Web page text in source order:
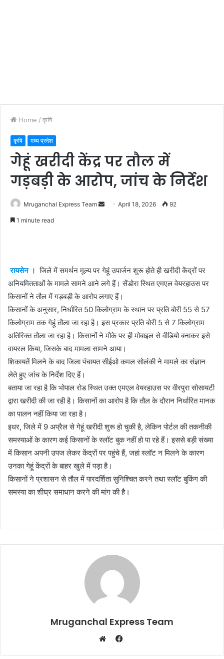
Home / कृषि
कृषि मध्य प्रदेश
गेहूं खरीदी केंद्र पर तौल में
गड़बड़ी के आरोप, जांच के निर्देश
Mruganchal Express Team
Send April 18, 2026 92
1 minute read
रायसेन । जिले में समर्थन मूल्य पर गेहूं उपार्जन शुरू होते ही खरीदी केंद्रों पर
अनियमितताओं के मामले सामने आने लगे हैं। सेंडोरा स्थित एमएल वेयरहाउस पर
किसानों ने तौल में गड़बड़ी के आरोप लगाए हैं।
किसानों के अनुसार, निर्धारित 50 किलोग्राम के स्थान पर प्रति बोरी 55 से 57
किलोग्राम तक गेहूं तौला जा रहा है। इस प्रकार प्रति बोरी 5 से 7 किलोग्राम
अतिरिक्त तौला जा रहा है। किसानों ने मौके पर ही मोबाइल से वीडियो बनाकर इसे
वायरल किया, जिसके बाद मामला सामने आया।
शिकायतें मिलने के बाद जिला पंचायत सीईओ कमल सोलंकी ने मामले का संज्ञान
लेते हुए जांच के निर्देश दिए हैं।
बताया जा रहा है कि भोपाल रोड स्थित उक्त एमएल वेयरहाउस पर वीरपुरा सोसायटी
द्वारा खरीदी की जा रही है। किसानों का आरोप है कि तौल के दौरान निर्धारित मानक
का पालन नहीं किया जा रहा है।
इधर, जिले में 9 अप्रैल से गेहूं खरीदी शुरू हो चुकी है, लेकिन पोर्टल की तकनीकी
समस्याओं के कारण कई किसानों के स्लॉट बुक नहीं हो पा रहे हैं। इससे बड़ी संख्या
में किसान अपनी उपज लेकर केंद्रों पर पहुंचे हैं, जहां स्लॉट न मिलने के कारण
उनका गेहूं केंद्रों के बाहर खुले में पड़ा है।
किसानों ने प्रशासन से तौल में पारदर्शिता सुनिश्चित करने तथा स्लॉट बुकिंग की
समस्या का शीघ्र समाधान करने की मांग की है।
Mruganchal Express Team
Facebook